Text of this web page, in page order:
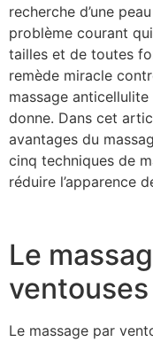
recherche d’une
problème courant
tailles et de toutes
remède miracle
massage
donne. Dans cet
avantages du
cinq techniques de
réduire l’apparence
Le
ventouses
Le massage par